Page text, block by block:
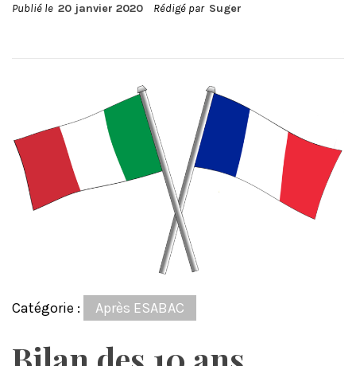
Publié le 20 janvier 2020 Rédigé par Suger
Catégorie : Après ESABAC